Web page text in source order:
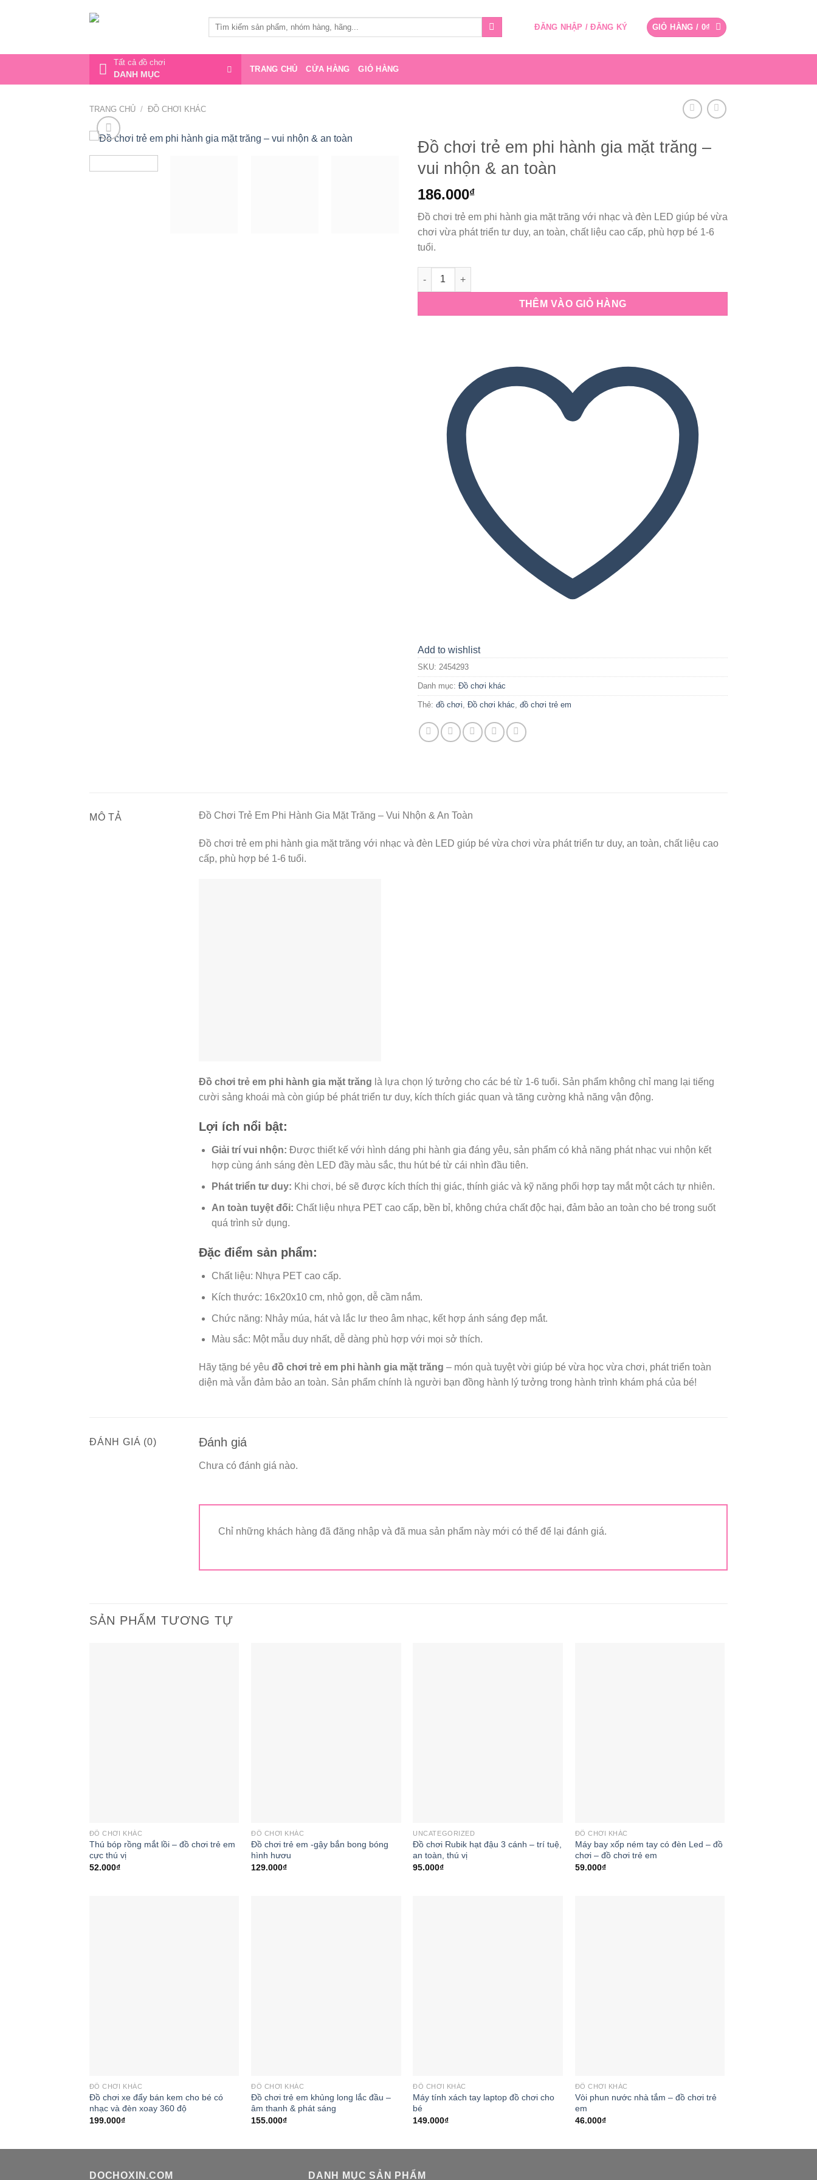
dung
Tìm
ĐĂNG NHẬP / ĐĂNG KÝ GIỎ HÀNG / 0₫
Tất cả đồ chơi
DANH MỤC TRANG CHỦ CỬA HÀNG GIỎ HÀNG
TRANG CHỦ / ĐỒ CHƠI KHÁC
Đồ chơi trẻ em phi hành gia mặt trăng –
vui nhộn & an toàn
186.000₫
Đồ chơi trẻ em phi hành gia mặt trăng với nhạc và đèn LED giúp bé vừa
chơi vừa phát triển tư duy, an toàn, chất liệu cao cấp, phù hợp bé 1-6
tuổi.
Đồ chơi trẻ em phi hành gia mặt trăng – vui nhộn & an toàn số lượng
THÊM VÀO GIỎ HÀNG
Add to wishlist
SKU: 2454293
Danh mục: Đồ chơi khác
Thẻ: đồ chơi, Đồ chơi khác, đồ chơi trẻ em
MÔ TẢ Đồ Chơi Trẻ Em Phi Hành Gia Mặt Trăng – Vui Nhộn & An Toàn
Đồ chơi trẻ em phi hành gia mặt trăng với nhạc và đèn LED giúp bé vừa chơi vừa phát triển tư duy, an toàn, chất liệu cao
cấp, phù hợp bé 1-6 tuổi.
Đồ chơi trẻ em phi hành gia mặt trăng là lựa chọn lý tưởng cho các bé từ 1-6 tuổi. Sản phẩm không chỉ mang lại tiếng
cười sảng khoái mà còn giúp bé phát triển tư duy, kích thích giác quan và tăng cường khả năng vận động.
Lợi ích nổi bật:
Giải trí vui nhộn: Được thiết kế với hình dáng phi hành gia đáng yêu, sản phẩm có khả năng phát nhạc vui nhộn kết
hợp cùng ánh sáng đèn LED đầy màu sắc, thu hút bé từ cái nhìn đầu tiên.
Phát triển tư duy: Khi chơi, bé sẽ được kích thích thị giác, thính giác và kỹ năng phối hợp tay mắt một cách tự nhiên.
An toàn tuyệt đối: Chất liệu nhựa PET cao cấp, bền bỉ, không chứa chất độc hại, đảm bảo an toàn cho bé trong suốt
quá trình sử dụng.
Đặc điểm sản phẩm:
Chất liệu: Nhựa PET cao cấp.
Kích thước: 16x20x10 cm, nhỏ gọn, dễ cầm nắm.
Chức năng: Nhảy múa, hát và lắc lư theo âm nhạc, kết hợp ánh sáng đẹp mắt.
Màu sắc: Một mẫu duy nhất, dễ dàng phù hợp với mọi sở thích.
Hãy tặng bé yêu đồ chơi trẻ em phi hành gia mặt trăng – món quà tuyệt vời giúp bé vừa học vừa chơi, phát triển toàn
diện mà vẫn đảm bảo an toàn. Sản phẩm chính là người bạn đồng hành lý tưởng trong hành trình khám phá của bé!
ĐÁNH GIÁ (0) Đánh giá
Chưa có đánh giá nào.
Chỉ những khách hàng đã đăng nhập và đã mua sản phẩm này mới có thể để lại đánh giá.
SẢN PHẨM TƯƠNG TỰ
ĐỒ CHƠI KHÁC
Thú bóp rồng mắt lồi – đồ chơi trẻ em
cực thú vị
52.000₫
ĐỒ CHƠI KHÁC
Đồ chơi trẻ em -gậy bắn bong bóng
hình hươu
129.000₫
UNCATEGORIZED
Đồ chơi Rubik hạt đậu 3 cánh – trí tuệ,
an toàn, thú vị
95.000₫
ĐỒ CHƠI KHÁC
Máy bay xốp ném tay có đèn Led – đồ
chơi – đồ chơi trẻ em
59.000₫
ĐỒ CHƠI KHÁC
Đồ chơi xe đẩy bán kem cho bé có
nhạc và đèn xoay 360 độ
199.000₫
ĐỒ CHƠI KHÁC
Đồ chơi trẻ em khủng long lắc đầu –
âm thanh & phát sáng
155.000₫
ĐỒ CHƠI KHÁC
Máy tính xách tay laptop đồ chơi cho
bé
149.000₫
ĐỒ CHƠI KHÁC
Vòi phun nước nhà tắm – đồ chơi trẻ
em
46.000₫
DOCHOXIN.COM DANH MỤC SẢN PHẨM